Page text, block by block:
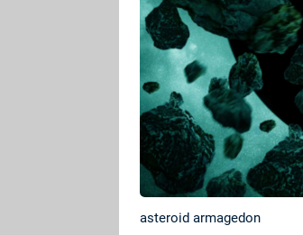
asteroid armagedon